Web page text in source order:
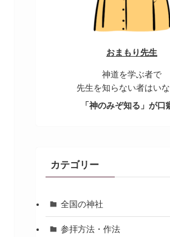
おまもり先生
神道を学ぶ者で
先生を知らない者はいな
「神のみぞ知る」が口
カテゴリー
全国の神社
参拝方法・作法